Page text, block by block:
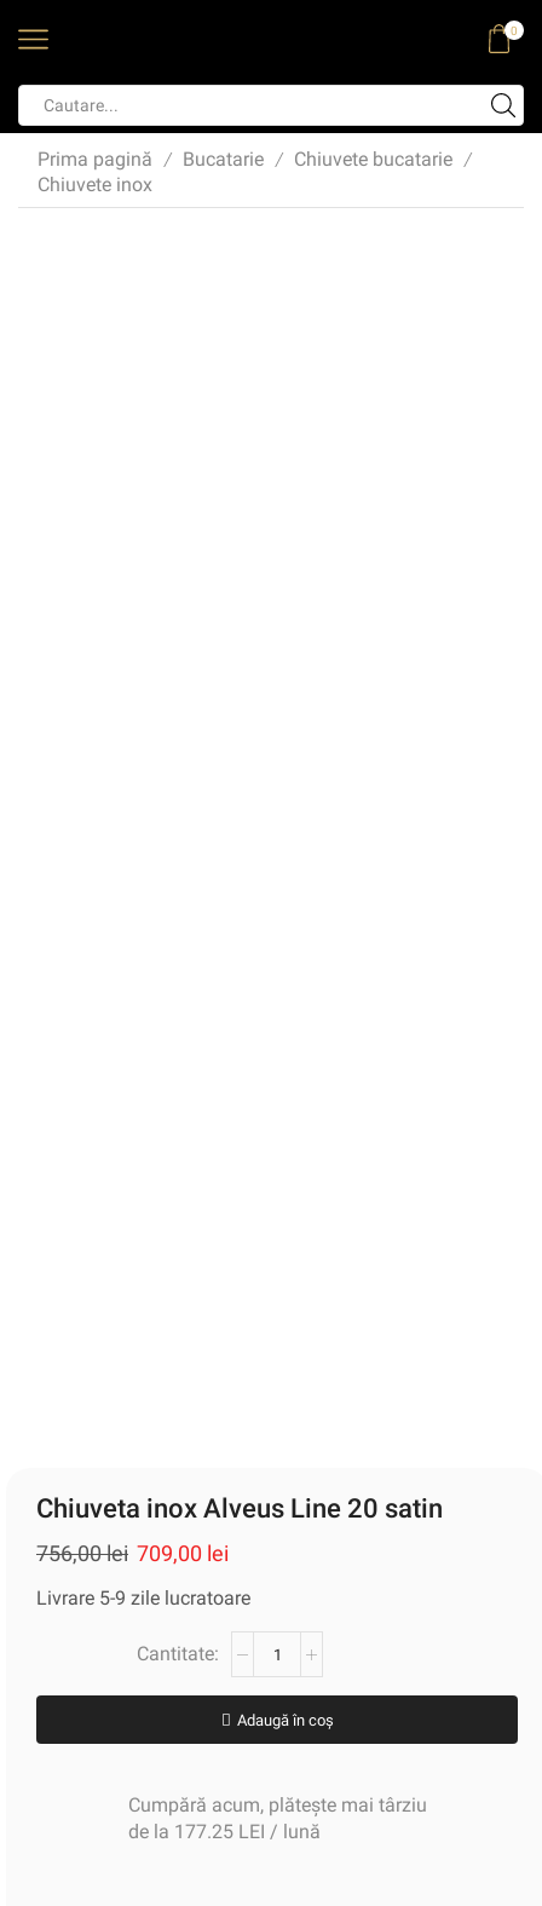
0
Prima pagină / Bucatarie / Chiuvete bucatarie /
Chiuvete inox
Chiuveta inox Alveus Line 20 satin
756,00lei 709,00 lei
Livrare 5-9 zile lucratoare
Adaugă în coș
Cumpără acum, plătește mai târziu
de la 177.25 LEI / lună